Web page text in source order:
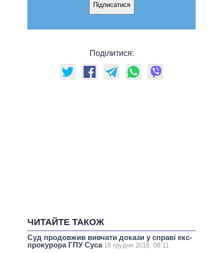
Підписатися
Поділитися:
ЧИТАЙТЕ ТАКОЖ
Суд продовжив вивчати докази у справі екс-
прокурора ГПУ Суса 18 грудня 2018, 08:11